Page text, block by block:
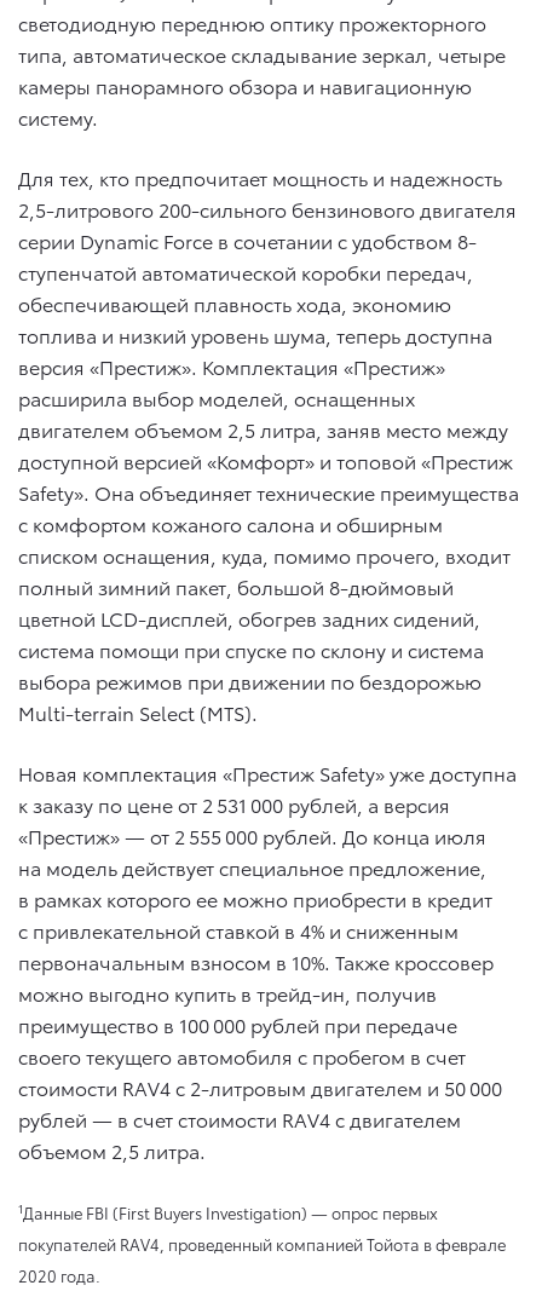
светодиодную переднюю оптику прожекторного
типа, автоматическое складывание зеркал, четыре
камеры панорамного обзора и навигационную
систему.
Для тех, кто предпочитает мощность и надежность
2,5-литрового 200-сильного бензинового двигателя
серии Dynamic Force в сочетании с удобством 8-
ступенчатой автоматической коробки передач,
обеспечивающей плавность хода, экономию
топлива и низкий уровень шума, теперь доступна
версия «Престиж». Комплектация «Престиж»
расширила выбор моделей, оснащенных
двигателем объемом 2,5 литра, заняв место между
доступной версией «Комфорт» и топовой «Престиж
Safety». Она объединяет технические преимущества
с комфортом кожаного салона и обширным
списком оснащения, куда, помимо прочего, входит
полный зимний пакет, большой 8-дюймовый
цветной LCD-дисплей, обогрев задних сидений,
система помощи при спуске по склону и система
выбора режимов при движении по бездорожью
Multi-terrain Select (MTS).
Новая комплектация «Престиж Safety» уже доступна
к заказу по цене от 2 531 000 рублей, а версия
«Престиж» — от 2 555 000 рублей. До конца июля
на модель действует специальное предложение,
в рамках которого ее можно приобрести в кредит
с привлекательной ставкой в 4% и сниженным
первоначальным взносом в 10%. Также кроссовер
можно выгодно купить в трейд-ин, получив
преимущество в 100 000 рублей при передаче
своего текущего автомобиля с пробегом в счет
стоимости RAV4 с 2-литровым двигателем и 50 000
рублей — в счет стоимости RAV4 с двигателем
объемом 2,5 литра.
1Данные FBI (First Buyers Investigation) — опрос первых
покупателей RAV4, проведенный компанией Тойота в феврале
2020 года.